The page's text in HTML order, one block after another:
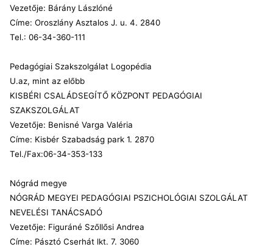
Vezetője: Bárány Lászlóné
Címe: Oroszlány Asztalos J. u. 4. 2840
Tel.: 06-34-360-111
Pedagógiai Szakszolgálat Logopédia
U.az, mint az előbb
KISBÉRI CSALÁDSEGÍTŐ KÖZPONT PEDAGÓGIAI
SZAKSZOLGÁLAT
Vezetője: Benisné Varga Valéria
Címe: Kisbér Szabadság park 1. 2870
Tel./Fax:06-34-353-133
Nógrád megye
NÓGRÁD MEGYEI PEDAGÓGIAI PSZICHOLÓGIAI SZOLGÁLAT
NEVELÉSI TANÁCSADÓ
Vezetője: Figuráné Szőllősi Andrea
Címe: Pásztó Cserhát lkt. 7. 3060